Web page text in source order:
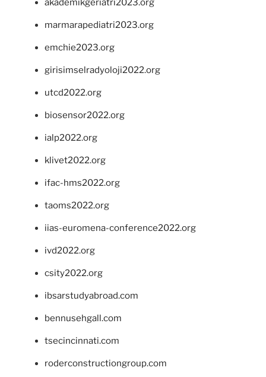
akademikgeriatri2023.org
marmarapediatri2023.org
emchie2023.org
girisimselradyoloji2022.org
utcd2022.org
biosensor2022.org
ialp2022.org
klivet2022.org
ifac-hms2022.org
taoms2022.org
iias-euromena-conference2022.org
ivd2022.org
csity2022.org
ibsarstudyabroad.com
bennusehgall.com
tsecincinnati.com
roderconstructiongroup.com